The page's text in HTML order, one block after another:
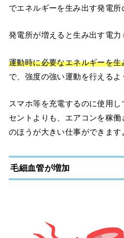
でエネルギーを生み出す発電所
発電所が増えると生み出す電
運動時に必要なエネルギーを
で、強度の強い運動を行えるよ
スマホ等を充電するのに使用
セントよりも、エアコンを稼
のほうが大きい仕事ができます
毛細血管が増加